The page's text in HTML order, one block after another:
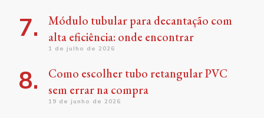
Módulo tubular para decantação com
alta eficiência: onde encontrar
1 de julho de 2026
Como escolher tubo retangular PVC
sem errar na compra
19 de junho de 2026